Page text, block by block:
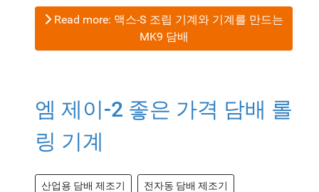
Read more: 맥스-S 조립 기계와 기계를 만드는
MK9 담배
엠 제이-2 좋은 가격 담배 롤
링 기계
산업용 담배 제조기 전자동 담배 제조기